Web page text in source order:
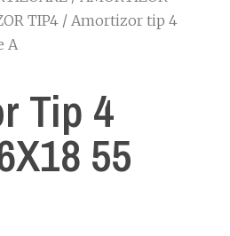
TIP4 / Amortizor tip 4
A
Tip 4
55